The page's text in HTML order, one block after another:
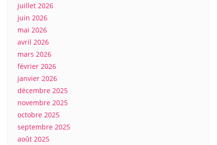
juillet 2026
juin 2026
mai 2026
avril 2026
mars 2026
février 2026
janvier 2026
décembre 2025
novembre 2025
octobre 2025
septembre 2025
août 2025